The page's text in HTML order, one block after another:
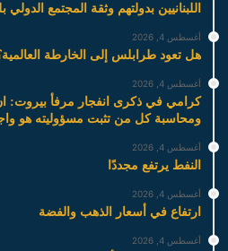
اللبنانيين بدولتهم وثقة المجتمع الدولي
أغسطس 4, 2026
هل تعود طرابلس إلى الخارطة
أغسطس 4, 2026
كرامي في ذكرى انفجار مرفأ بيروت:
ومحاسبة كل من تثبت مسؤوليته هو
أغسطس 4, 2026
النفط يرتفع مجددًا
أغسطس 4, 2026
ارتفاع في أسعار الذهب والفضة
أغسطس 4, 2026